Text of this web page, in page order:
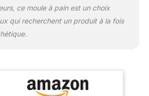
ce moule à pain est un choix
qui recherchent un produit à la fois